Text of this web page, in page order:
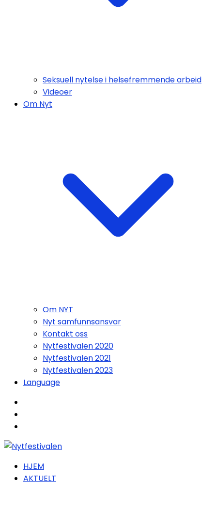
Seksuell nytelse i helsefremmende arbeid
Videoer
Om Nyt
Om NYT
Nyt samfunnsansvar
Kontakt oss
Nytfestivalen 2020
Nytfestivalen 2021
Nytfestivalen 2023
Language
HJEM
AKTUELT